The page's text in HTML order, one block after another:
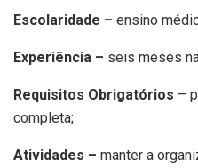
Escolaridade – ensino
Experiência – seis meses
Requisitos Obrigatórios –
completa;
Atividades – manter a